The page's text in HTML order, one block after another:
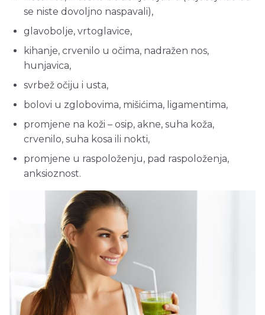
se niste dovoljno naspavali),
glavobolje, vrtoglavice,
kihanje, crvenilo u očima, nadražen nos,
hunjavica,
svrbež očiju i usta,
bolovi u zglobovima, mišićima, ligamentima,
promjene na koži – osip, akne, suha koža,
crvenilo, suha kosa ili nokti,
promjene u raspoloženju, pad raspoloženja,
anksioznost.